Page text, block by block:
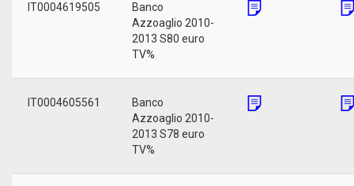
IT0004619505
Banco
Azzoaglio 2010-
2013 S80 euro
TV%
IT0004605561
Banco
Azzoaglio 2010-
2013 S78 euro
TV%